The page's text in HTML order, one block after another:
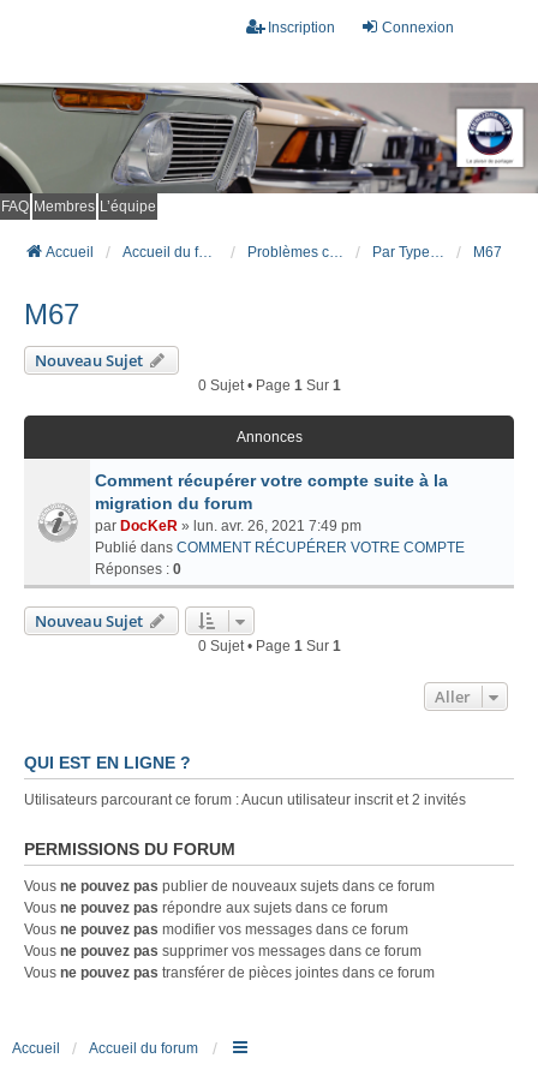
Connexion
Inscription
FAQ Membres L’équipe
Accueil Accueil du forum Problèmes connus et résolus (FAQ) Par Type Moteur (DIESEL) M67
M67
Nouveau Sujet
0 Sujet • Page 1Sur 1
Annonces
Comment récupérer votre compte suite à la
migration du forum
par DocKeR » lun. avr. 26, 2021 7:49 pm
Publié dans COMMENT RÉCUPÉRER VOTRE COMPTE
Réponses : 0
Nouveau Sujet
0 Sujet • Page 1Sur 1
Aller
QUI EST EN LIGNE ?
Utilisateurs parcourant ce forum : Aucun utilisateur inscrit et 2 invités
PERMISSIONS DU FORUM
Vous ne pouvez pas publier de nouveaux sujets dans ce forum
Vous ne pouvez pas répondre aux sujets dans ce forum
Vous ne pouvez pas modifier vos messages dans ce forum
Vous ne pouvez pas supprimer vos messages dans ce forum
Vous ne pouvez pas transférer de pièces jointes dans ce forum
Accueil Accueil du forum